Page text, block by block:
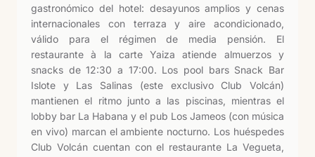
gastronómico del hotel: desayunos amplios y cenas
internacionales con terraza y aire acondicionado,
válido para el régimen de media pensión. El
restaurante à la carte Yaiza atiende almuerzos y
snacks de 12:30 a 17:00. Los pool bars Snack Bar
Islote y Las Salinas (este exclusivo Club Volcán)
mantienen el ritmo junto a las piscinas, mientras el
lobby bar La Habana y el pub Los Jameos (con música
en vivo) marcan el ambiente nocturno. Los huéspedes
Club Volcán cuentan con el restaurante La Vegueta,